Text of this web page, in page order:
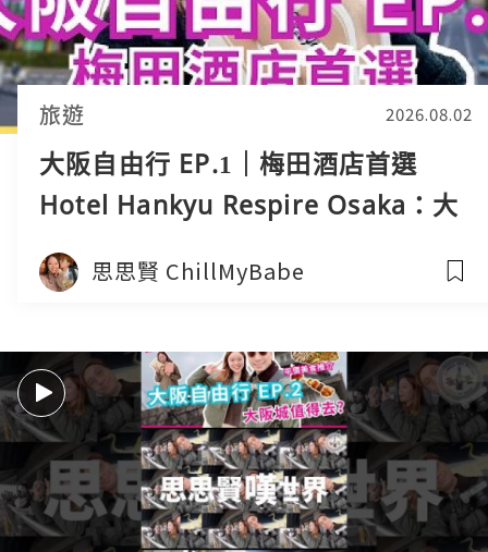
旅遊 2026.08.02
大阪自由行 EP.1｜梅田酒店首選
Hotel Hankyu Respire Osaka：大
空間+天橋直達！發現隱世居酒屋美
食
思思賢 ChillMyBabe